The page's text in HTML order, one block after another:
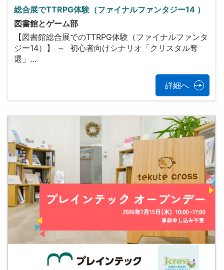
総合展でTTRPG体験（ファイナルファンタジー14 ）
図書館とゲーム部
【図書館総合展でのTTRPG体験（ファイナルファンタ
ジー14）】 ～ 初心者向けシナリオ「クリスタル奪
還」…
詳細へ